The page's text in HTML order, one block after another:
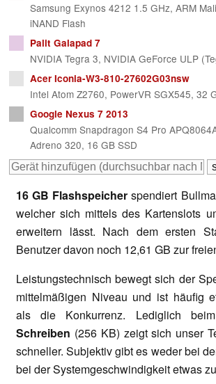
Samsung Exynos 4212 1.5 GHz, ARM
iNAND Flash
Palit Galapad 7
NVIDIA Tegra 3, NVIDIA GeForce ULP
Acer Iconia-W3-810-27602G03nsw
Intel Atom Z2760, PowerVR SGX545, 32
Google Nexus 7 2013
Qualcomm Snapdragon S4 Pro
Adreno 320, 16 GB SSD
16 GB Flashspeicher spendiert
welcher sich mittels des Kartenslots
erweitern lässt. Nach dem ersten
Benutzer davon noch 12,61 GB zur
Leistungstechnisch bewegt sich der
mittelmäßigen Niveau und ist häufig
als die Konkurrenz. Lediglich
Schreiben (256 KB) zeigt sich unser
schneller. Subjektiv gibt es weder bei
bei der Systemgeschwindigkeit etwas